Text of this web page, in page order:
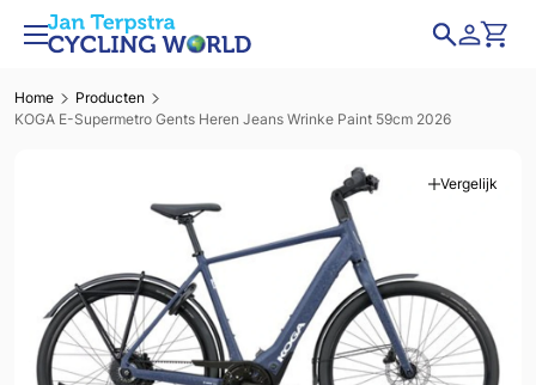
Home
Producten
KOGA E-Supermetro Gents Heren Jeans Wrinke Paint 59cm 2026
Vergelijk